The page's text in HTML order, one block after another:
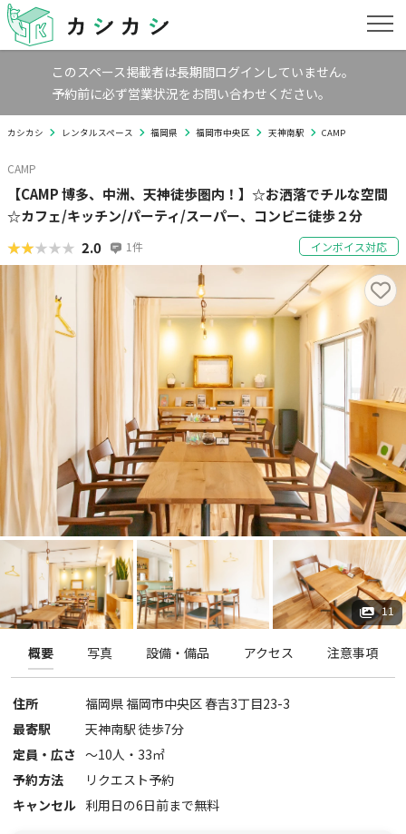
このスペース掲載者は長期間ログインしていません。
予約前に必ず営業状況をお問い合わせください。
カシカシ レンタルスペース 福岡県 福岡市中央区 天神南駅 CAMP
CAMP
【CAMP 博多、中洲、天神徒歩圏内！】☆お洒落でチルな空間
☆カフェ/キッチン/パーティ/スーパー、コンビニ徒歩２分
★★★★★
★★★★★ 2.0 1件 インボイス対応
11
概要 写真 設備・備品 アクセス 注意事項
住所 福岡県福岡市中央区 春吉3丁目23-3
最寄駅
天神南駅 徒歩7分
定員・広さ 〜10人・ 33㎡
予約方法
リクエスト予約
キャンセル 利用日の6日前まで無料